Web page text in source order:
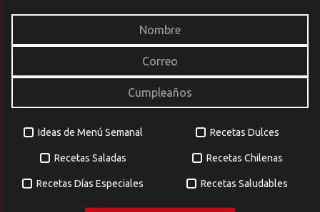
Ideas de Menú Semanal Recetas Dulces
Recetas Saladas Recetas Chilenas
Recetas Días Especiales Recetas Saludables